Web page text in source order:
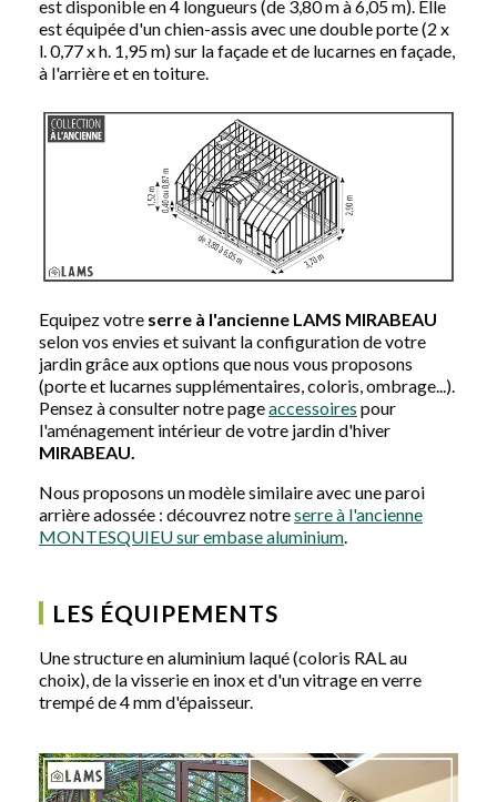
est disponible en 4 longueurs (de 3,80 m à 6,05 m). Elle
est équipée d'un chien-assis avec une double porte (2 x
l. 0,77 x h. 1,95 m) sur la façade et de lucarnes en façade,
à l'arrière et en toiture.
Equipez votre serre à l'ancienne LAMS MIRABEAU
selon vos envies et suivant la configuration de votre
jardin grâce aux options que nous vous proposons
(porte et lucarnes supplémentaires, coloris, ombrage...).
Pensez à consulter notre pageaccessoires pour
l'aménagement intérieur de votre jardin d'hiver
MIRABEAU.
Nous proposons un modèle similaire avec une paroi
arrière adossée : découvrez notreserre à l'ancienne
MONTESQUIEU sur embase aluminium
LES ÉQUIPEMENTS
Une structure en aluminium laqué (coloris RAL au
choix), de la visserie en inox et d'un vitrage en verre
trempé de 4 mm d'épaisseur.